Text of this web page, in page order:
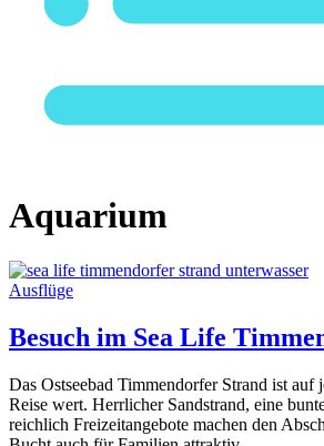
Aquarium
Ausflüge
Besuch im Sea Life
Das Ostseebad Timmendorfer Strand ist auf
Reise wert. Herrlicher Sandstrand, eine
reichlich Freizeitangebote machen den